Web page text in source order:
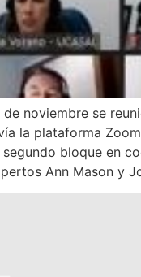
noviembre se
la plataforma
bloque en
Ann Mason y